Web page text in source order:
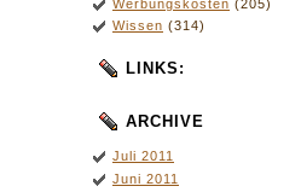
Werbungskosten (205)
Wissen (314)
LINKS:
ARCHIVE
Juli 2011
Juni 2011